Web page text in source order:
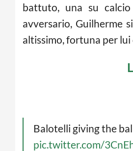
battuto, una su
avversario, Guilherme
altissimo, fortuna per
Balotelli giving the
pic.twitter.com/